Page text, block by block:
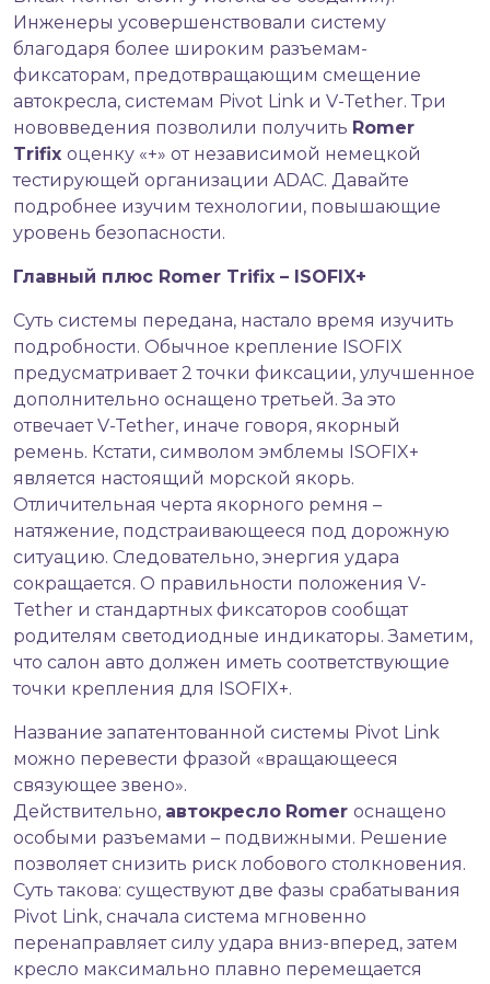
Инженеры усовершенствовали систему
благодаря более широким разъемам-
фиксаторам, предотвращающим смещение
автокресла, системам Pivot Link и V-Tether. Три
нововведения позволили получить Romer
Trifix оценку «+» от независимой немецкой
тестирующей организации ADAC. Давайте
подробнее изучим технологии, повышающие
уровень безопасности.
Главный плюс Romer Trifix – ISOFIX+
Суть системы передана, настало время изучить
подробности. Обычное крепление ISOFIX
предусматривает 2 точки фиксации, улучшенное
дополнительно оснащено третьей. За это
отвечает V-Tether, иначе говоря, якорный
ремень. Кстати, символом эмблемы ISOFIX+
является настоящий морской якорь.
Отличительная черта якорного ремня –
натяжение, подстраивающееся под дорожную
ситуацию. Следовательно, энергия удара
сокращается. О правильности положения V-
Tether и стандартных фиксаторов сообщат
родителям светодиодные индикаторы. Заметим,
что салон авто должен иметь соответствующие
точки крепления для ISOFIX+.
Название запатентованной системы Pivot Link
можно перевести фразой «вращающееся
связующее звено».
Действительно, автокресло Romer оснащено
особыми разъемами – подвижными. Решение
позволяет снизить риск лобового столкновения.
Суть такова: существуют две фазы срабатывания
Pivot Link, сначала система мгновенно
перенаправляет силу удара вниз-вперед, затем
кресло максимально плавно перемещается